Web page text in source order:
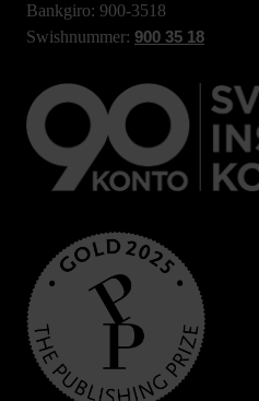
Bankgiro: 900-3518
Swishnummer: 900 35 18